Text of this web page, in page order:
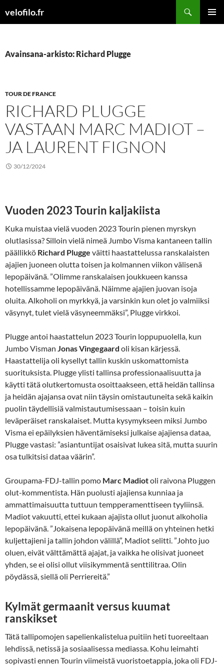
sisältöön
velofilo.fr
Avainsana-arkisto: Richard Plugge
TOUR DE FRANCE
RICHARD PLUGGE
VASTAAN MARC MADIOT –
JA LAURENT FIGNON
30/12/2024
Vuoden 2023 Tourin kaljakiista
Kuka muistaa vielä vuoden 2023 Tourin pienen myrskyn
olutlasissa? Silloin vielä nimeä Jumbo Visma kantaneen tallin
päällikkö Richard Plugge väitti haastattelussa ranskalaisten
ajajien juoneen olutta toisen ja kolmannen viikon välisenä
lepopäivänä. ”Olimme ranskalaisen joukkueen kanssa
hotellissamme lepopäivänä. Näimme ajajien juovan isoja
oluita. Alkoholi on myrkkyä, ja varsinkin kun olet jo valmiiksi
väsynyt, tulet vielä väsyneemmäksi”, Plugge virkkoi.
Plugge antoi haastattelun 2023 Tourin loppupuolella, kun
Jumbo Visman Jonas Vingegaard oli kisan kärjessä.
Haastattelija oli kysellyt tallin kuskin uskomattomista
suorituksista. Plugge ylisti tallinsa professionaalisuutta ja
käytti tätä olutkertomusta osoittaakseen, että heidän tallinsa
ja heidän ajajansa ovat niin täysin omistautuneita sekä kaikin
puolin täydellisiä valmistautumisessaan – toisin kuin
leväperäiset ranskalaiset. Mutta kysymykseen miksi Jumbo
Visma ei epäilyksien häventämiseksi julkaise ajajiensa dataa,
Plugge vastasi: ”asiantuntijat osaisivat lukea sitä, mutta suurin
osa tulkitsisi dataa väärin”.
Groupama-FDJ-tallin pomo Marc Madiotoli raivona Pluggen
olut-kommentista. Hän puolusti ajajiensa kunniaa ja
ammattimaisuutta tuttuun tempperamenttiseen tyyliinsä.
Madiot vakuutti, ettei kukaan ajajista ollut juonut alkoholia
lepopäivänä. ”Jokaisena lepopäivänä meillä on yhteinen hetki
kuljettajieni ja tallin johdon välillä”, Madiot selitti. ”Johto juo
oluen, eivät välttämättä ajajat, ja vaikka he olisivat juoneet
yhden, se ei olisi ollut viisikymmentä senttilitraa. Olin
pöydässä, siellä oli Perriereitä.”
Kylmät germaanit versus kuumat
ranskikset
Tätä tallipomojen sapelienkalistelua puitiin heti tuoreeltaan
lehdissä, netissä ja sosiaalisessa mediassa. Kohu leimahti
sopivasti ennen Tourin viimeistä vuoristoetappia, joka oli FDJ-